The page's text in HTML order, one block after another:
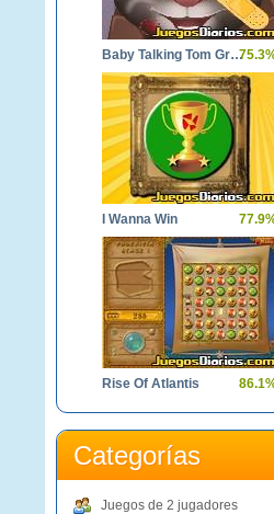
Baby Talking Tom Great Makeover
I Wanna Win
Rise Of Atlantis
Categorías
Juegos de 2 jugadores